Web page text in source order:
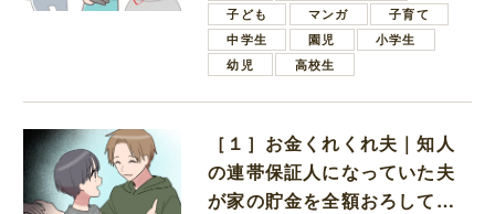
子ども
マンガ
子育て
中学生
園児
小学生
幼児
高校生
［１］お金くれくれ夫｜知人
の連帯保証人になっていた夫
が家の貯金を全額おろしてほ